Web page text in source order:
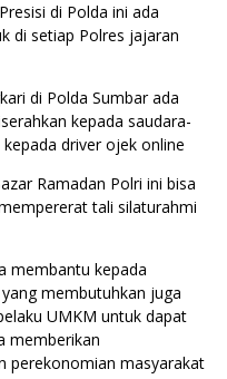
di Polda ini ada
di setiap Polres jajaran
di Polda Sumbar ada
kepada saudara-
driver ojek online
Ramadan Polri ini bisa
tali silaturahmi
membantu kepada
membutuhkan juga
UMKM untuk dapat
memberikan
perekonomian masyarakat